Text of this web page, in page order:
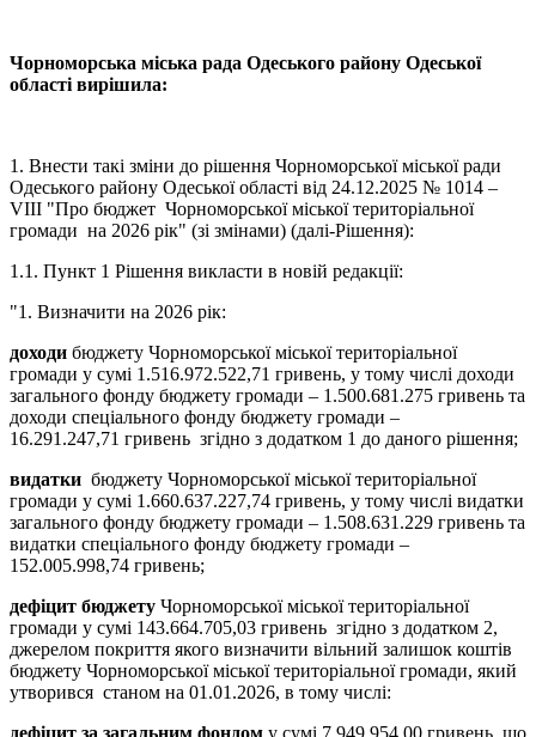
Чорноморська міська рада Одеського району Одеської
області вирішила:
1. Внести такі зміни до рішення Чорноморської міської ради
Одеського району Одеської області від 24.12.2025 № 1014 –
VІII "Про бюджет Чорноморської міської територіальної
громади на 2026 рік" (зі змінами) (далі-Рішення):
1.1. Пункт 1 Рішення викласти в новій редакції:
"1. Визначити на 2026 рік:
доходи бюджету Чорноморської міської територіальної
громади у сумі 1.516.972.522,71 гривень, у тому числі доходи
загального фонду бюджету громади – 1.500.681.275 гривень та
доходи спеціального фонду бюджету громади –
16.291.247,71 гривень згідно з додатком 1 до даного рішення;
видатки бюджету Чорноморської міської територіальної
громади у сумі 1.660.637.227,74 гривень, у тому числі видатки
загального фонду бюджету громади – 1.508.631.229 гривень та
видатки спеціального фонду бюджету громади –
152.005.998,74 гривень;
дефіцит бюджету Чорноморської міської територіальної
громади у сумі 143.664.705,03 гривень згідно з додатком 2,
джерелом покриття якого визначити вільний залишок коштів
бюджету Чорноморської міської територіальної громади, який
утворився станом на 01.01.2026, в тому числі:
дефіцит за загальним фондом у сумі 7.949.954,00 гривень, що